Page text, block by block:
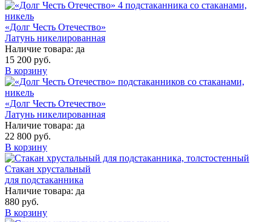
«Долг Честь Отечество»
Латунь никелированная
Наличие товара: да
15 200 руб.
В корзину
«Долг Честь Отечество»
Латунь никелированная
Наличие товара: да
22 800 руб.
В корзину
Стакан хрустальный
для подстаканника
Наличие товара: да
880 руб.
В корзину